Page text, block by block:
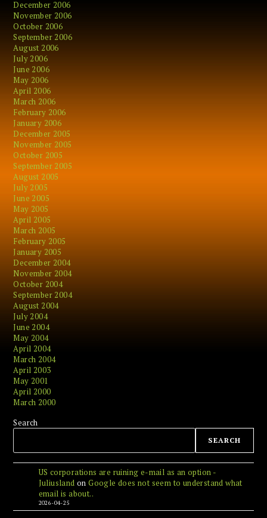
December 2006
November 2006
October 2006
September 2006
August 2006
July 2006
June 2006
May 2006
April 2006
March 2006
February 2006
January 2006
December 2005
November 2005
October 2005
September 2005
August 2005
July 2005
June 2005
May 2005
April 2005
March 2005
February 2005
January 2005
December 2004
November 2004
October 2004
September 2004
August 2004
July 2004
June 2004
May 2004
April 2004
March 2004
April 2003
May 2001
April 2000
March 2000
Search
SEARCH
US corporations are ruining e-mail as an option -
Juliusland onGoogle does not seem to understand what
email is about..
2026-04-25